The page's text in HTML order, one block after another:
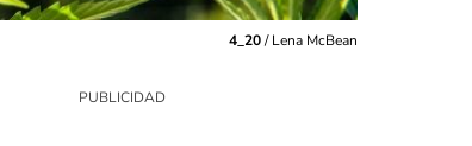
4_20/Lena McBean